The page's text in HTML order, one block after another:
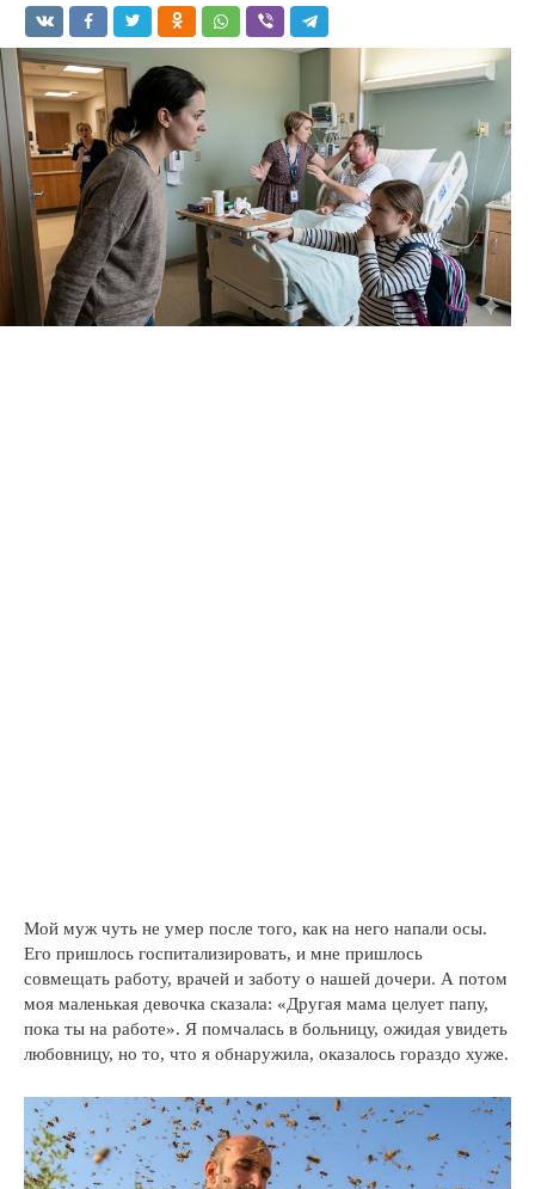
Мой муж чуть не умер после того, как на него напали осы.
Его пришлось госпитализировать, и мне пришлось
совмещать работу, врачей и заботу о нашей дочери. А потом
моя маленькая девочка сказала: «Другая мама целует папу,
пока ты на работе». Я помчалась в больницу, ожидая увидеть
любовницу, но то, что я обнаружила, оказалось гораздо хуже.